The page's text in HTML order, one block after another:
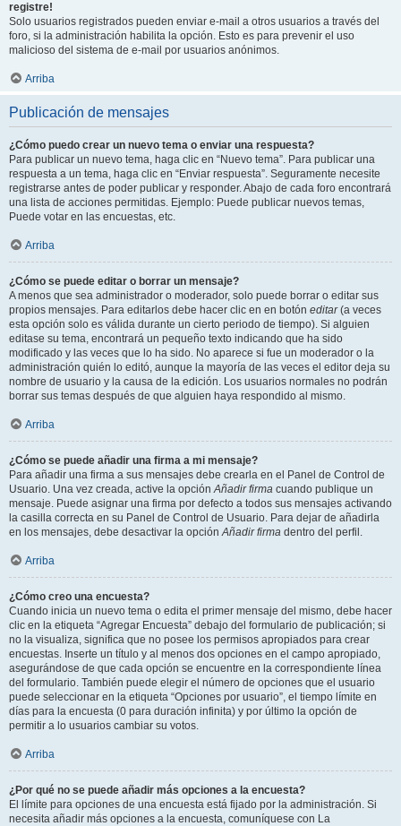
registre!
Solo usuarios registrados pueden enviar e-mail a otros usuarios a través del
foro, si la administración habilita la opción. Esto es para prevenir el uso
malicioso del sistema de e-mail por usuarios anónimos.
Arriba
Publicación de mensajes
¿Cómo puedo crear un nuevo tema o enviar una respuesta?
Para publicar un nuevo tema, haga clic en “Nuevo tema”. Para publicar una
respuesta a un tema, haga clic en “Enviar respuesta”. Seguramente necesite
registrarse antes de poder publicar y responder. Abajo de cada foro encontrará
una lista de acciones permitidas. Ejemplo: Puede publicar nuevos temas,
Puede votar en las encuestas, etc.
Arriba
¿Cómo se puede editar o borrar un mensaje?
A menos que sea administrador o moderador, solo puede borrar o editar sus
propios mensajes. Para editarlos debe hacer clic en en botón editar(a veces
esta opción solo es válida durante un cierto periodo de tiempo). Si alguien
editase su tema, encontrará un pequeño texto indicando que ha sido
modificado y las veces que lo ha sido. No aparece si fue un moderador o la
administración quién lo editó, aunque la mayoría de las veces el editor deja su
nombre de usuario y la causa de la edición. Los usuarios normales no podrán
borrar sus temas después de que alguien haya respondido al mismo.
Arriba
¿Cómo se puede añadir una firma a mi mensaje?
Para añadir una firma a sus mensajes debe crearla en el Panel de Control de
Usuario. Una vez creada, active la opciónAñadir firma cuando publique un
mensaje. Puede asignar una firma por defecto a todos sus mensajes activando
la casilla correcta en su Panel de Control de Usuario. Para dejar de añadirla
en los mensajes, debe desactivar la opciónAñadir firma dentro del perfil.
Arriba
¿Cómo creo una encuesta?
Cuando inicia un nuevo tema o edita el primer mensaje del mismo, debe hacer
clic en la etiqueta “Agregar Encuesta” debajo del formulario de publicación; si
no la visualiza, significa que no posee los permisos apropiados para crear
encuestas. Inserte un título y al menos dos opciones en el campo apropiado,
asegurándose de que cada opción se encuentre en la correspondiente línea
del formulario. También puede elegir el número de opciones que el usuario
puede seleccionar en la etiqueta “Opciones por usuario”, el tiempo límite en
días para la encuesta (0 para duración infinita) y por último la opción de
permitir a lo usuarios cambiar su votos.
Arriba
¿Por qué no se puede añadir más opciones a la encuesta?
El límite para opciones de una encuesta está fijado por la administración. Si
necesita añadir más opciones a la encuesta, comuníquese con La